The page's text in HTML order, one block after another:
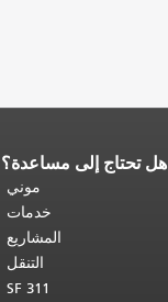
هل تحتاج إلى مساعدة؟
موني
خدمات
المشاريع
التنقل
SF 311